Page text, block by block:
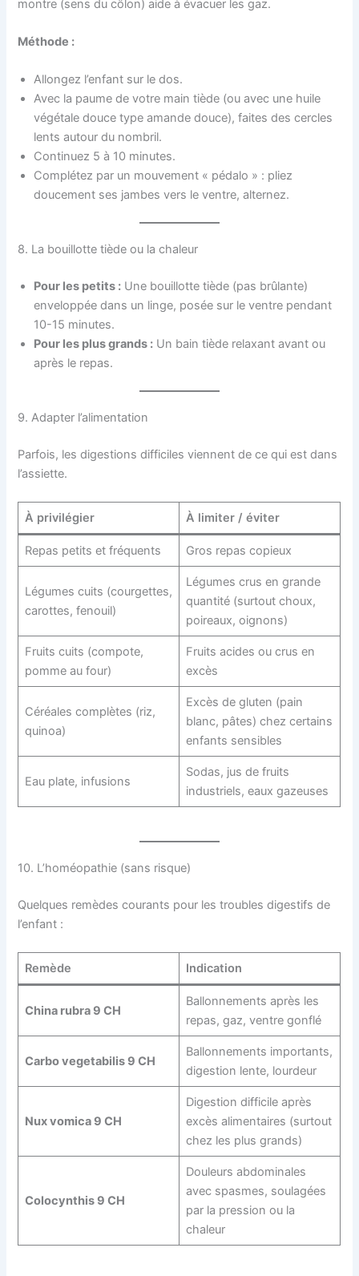
montre (sens du côlon) aide à évacuer les gaz.
Méthode :
Allongez l’enfant sur le dos.
Avec la paume de votre main tiède (ou avec une huile
végétale douce type amande douce), faites des cercles
lents autour du nombril.
Continuez 5 à 10 minutes.
Complétez par un mouvement « pédalo » : pliez
doucement ses jambes vers le ventre, alternez.
8. La bouillotte tiède ou la chaleur
Pour les petits : Une bouillotte tiède (pas brûlante)
enveloppée dans un linge, posée sur le ventre pendant
10-15 minutes.
Pour les plus grands : Un bain tiède relaxant avant ou
après le repas.
9. Adapter l’alimentation
Parfois, les digestions difficiles viennent de ce qui est dans
l’assiette.
À privilégier À limiter / éviter
Repas petits et fréquents Gros repas copieux
Légumes cuits (courgettes,
carottes, fenouil)
Légumes crus en grande
quantité (surtout choux,
poireaux, oignons)
Fruits cuits (compote,
pomme au four)
Fruits acides ou crus en
excès
Céréales complètes (riz,
quinoa)
Excès de gluten (pain
blanc, pâtes) chez certains
enfants sensibles
Eau plate, infusions
Sodas, jus de fruits
industriels, eaux gazeuses
10. L’homéopathie (sans risque)
Quelques remèdes courants pour les troubles digestifs de
l’enfant :
Remède Indication
China rubra 9 CH
Ballonnements après les
repas, gaz, ventre gonflé
Carbo vegetabilis 9 CH
Ballonnements importants,
digestion lente, lourdeur
Nux vomica 9 CH
Digestion difficile après
excès alimentaires (surtout
chez les plus grands)
Colocynthis 9 CH
Douleurs abdominales
avec spasmes, soulagées
par la pression ou la
chaleur